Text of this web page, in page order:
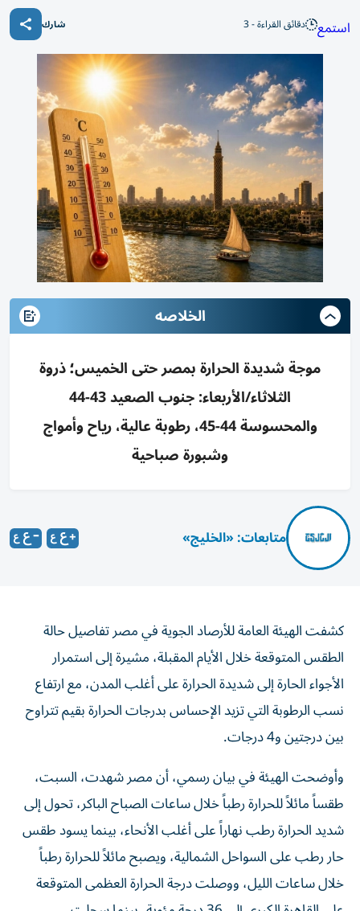
استمع دقائق القراءة - 3 شارك
الخلاصه
موجة شديدة الحرارة بمصر حتى الخميس؛ ذروة
الثلاثاء/الأربعاء: جنوب الصعيد 43-44
والمحسوسة 44-45، رطوبة عالية، رياح وأمواج
وشبورة صباحية
متابعات: «الخليج»
كشفت الهيئة العامة للأرصاد الجوية في مصر تفاصيل حالة
الطقس المتوقعة خلال الأيام المقبلة، مشيرة إلى استمرار
الأجواء الحارة إلى شديدة الحرارة على أغلب المدن، مع ارتفاع
نسب الرطوبة التي تزيد الإحساس بدرجات الحرارة بقيم تتراوح
بين درجتين و4 درجات.
وأوضحت الهيئة في بيان رسمي، أن مصر شهدت، السبت،
طقساً مائلاً للحرارة رطباً خلال ساعات الصباح الباكر، تحول إلى
شديد الحرارة رطب نهاراً على أغلب الأنحاء، بينما يسود طقس
حار رطب على السواحل الشمالية، ويصبح مائلاً للحرارة رطباً
خلال ساعات الليل، ووصلت درجة الحرارة العظمى المتوقعة
على القاهرة الكبرى إلى 36 درجة مئوية، بينما سجلت